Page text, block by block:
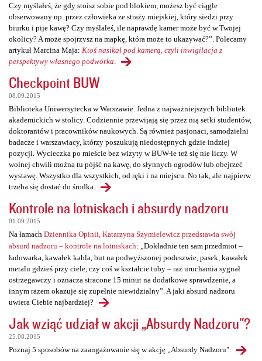
Czy myślałeś, że gdy stoisz sobie pod blokiem, możesz być ciągle
obserwowany np. przez człowieka ze straży miejskiej, który siedzi przy
biurku i pije kawę? Czy myślałeś, ile naprawdę kamer może być w Twojej
okolicy? A może spojrzysz na mapkę, która może to ukazywać?”. Polecamy
artykuł Marcina Maja: Ktoś nasikał pod kamerą, czyli inwigilacja z
perspektywy własnego podwórka
Checkpoint BUW
08.09.2015
Biblioteka Uniwersytecka w Warszawie. Jedna z najważniejszych bibliotek
akademickich w stolicy. Codziennie przewijają się przez nią setki studentów,
doktorantów i pracowników naukowych. Są również pasjonaci, samodzielni
badacze i warszawiacy, którzy poszukują niedostępnych gdzie indziej
pozycji. Wycieczka po mieście bez wizyty w BUW-ie też się nie liczy. W
wolnej chwili można tu pójść na kawę, do słynnych ogrodów lub obejrzeć
wystawę. Wszystko dla wszystkich, od ręki i na miejscu. No tak, ale najpierw
trzeba się dostać do środka.
Kontrole na lotniskach i absurdy nadzoru
01.09.2015
Na łamach Dziennika Opinii, Katarzyna Szymielewicz przedstawia swój
absurd nadzoru – kontrole na lotniskach: „Dokładnie ten sam przedmiot –
ładowarka, kawałek kabla, but na podwyższonej podeszwie, pasek, kawałek
metalu gdzieś przy ciele, czy coś w kształcie tuby – raz uruchamia sygnał
ostrzegawczy i oznacza stracone 15 minut na dodatkowe sprawdzenie, a
innym razem okazuje się zupełnie niewidzialny”. A jaki absurd nadzoru
uwiera Ciebie najbardziej?
Jak wziąć udział w akcji „Absurdy Nadzoru"?
25.08.2015
Poznaj 5 sposobów na zaangażowanie się w akcję „Absurdy Nadzoru".